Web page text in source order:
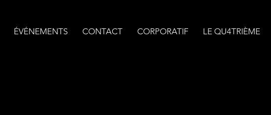
ÉVÉNEMENTS CONTACT CORPORATIF LE QU4TRIÈME